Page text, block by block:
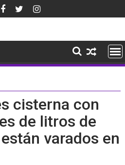
cisterna con
de litros de
varados en